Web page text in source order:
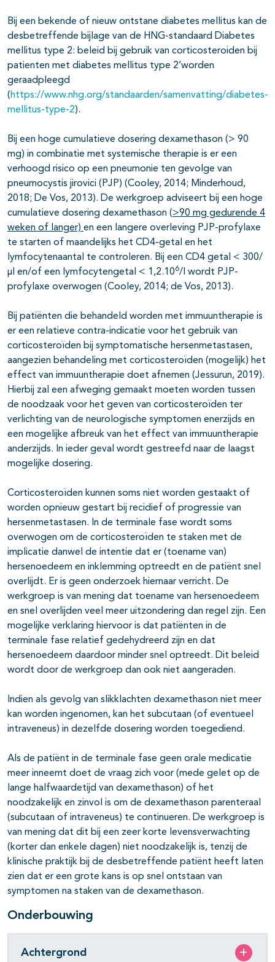
Bij een bekende of nieuw ontstane diabetes mellitus kan de
desbetreffende bijlage van de HNG-standaard Diabetes
mellitus type 2: beleid bij gebruik van corticosteroiden bij
patienten met diabetes mellitus type 2’worden
geraadpleegd
( https://www.nhg.org/standaarden/samenvatting/diabetes-
mellitus-type-2).
Bij een hoge cumulatieve dosering dexamethason (> 90
mg) in combinatie met systemische therapie is er een
verhoogd risico op een pneumonie ten gevolge van
pneumocystis jirovici (PJP) (Cooley, 2014; Minderhoud,
2018; De Vos, 2013). De werkgroep adviseert bij een hoge
cumulatieve dosering dexamethason (>90 mg gedurende 4
weken of langer) en een langere overleving PJP-profylaxe
te starten of maandelijks het CD4-getal en het
lymfocytenaantal te controleren. Bij een CD4 getal < 300/
µl en/of een lymfocytengetal < 1,2.106/l wordt PJP-
profylaxe overwogen (Cooley, 2014; de Vos, 2013).
Bij patiënten die behandeld worden met immuuntherapie is
er een relatieve contra-indicatie voor het gebruik van
corticosteroïden bij symptomatische hersenmetastasen,
aangezien behandeling met corticosteroïden (mogelijk) het
effect van immuuntherapie doet afnemen (Jessurun, 2019).
Hierbij zal een afweging gemaakt moeten worden tussen
de noodzaak voor het geven van corticosteroïden ter
verlichting van de neurologische symptomen enerzijds en
een mogelijke afbreuk van het effect van immuuntherapie
anderzijds. In ieder geval wordt gestreefd naar de laagst
mogelijke dosering.
Corticosteroïden kunnen soms niet worden gestaakt of
worden opnieuw gestart bij recidief of progressie van
hersenmetastasen. In de terminale fase wordt soms
overwogen om de corticosteroïden te staken met de
implicatie danwel de intentie dat er (toename van)
hersenoedeem en inklemming optreedt en de patiënt snel
overlijdt. Er is geen onderzoek hiernaar verricht. De
werkgroep is van mening dat toename van hersenoedeem
en snel overlijden veel meer uitzondering dan regel zijn. Een
mogelijke verklaring hiervoor is dat patiënten in de
terminale fase relatief gedehydreerd zijn en dat
hersenoedeem daardoor minder snel optreedt. Dit beleid
wordt door de werkgroep dan ook niet aangeraden.
Indien als gevolg van slikklachten dexamethason niet meer
kan worden ingenomen, kan het subcutaan (of eventueel
intraveneus) in dezelfde dosering worden toegediend.
Als de patiënt in de terminale fase geen orale medicatie
meer inneemt doet de vraag zich voor (mede gelet op de
lange halfwaardetijd van dexamethason) of het
noodzakelijk en zinvol is om de dexamethason parenteraal
(subcutaan of intraveneus) te continueren. De werkgroep is
van mening dat dit bij een zeer korte levensverwachting
(korter dan enkele dagen) niet noodzakelijk is, tenzij de
klinische praktijk bij de desbetreffende patiënt heeft laten
zien dat er een grote kans is op snel ontstaan van
symptomen na staken van de dexamethason.
Onderbouwing
Achtergrond